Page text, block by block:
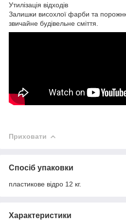
Утилізація відходів
Залишки висохлої фарби та
звичайне будівельне сміття.
Приховати
Спосіб упаковки
пластикове відро 12 кг.
Характеристики